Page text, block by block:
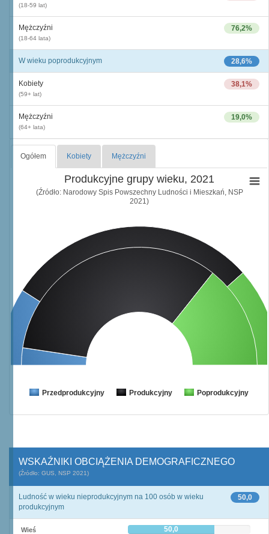
(18-59 lat)
76,2%
Mężczyźni
(18-64 lata)
28,6%
W wieku poprodukcyjnym
38,1%
Kobiety
(59+ lat)
19,0%
Mężczyźni
(64+ lata)
Ogółem Kobiety Mężczyźni
Produkcyjne grupy wieku, 2021
(Źródło: Narodowy Spis Powszechny Ludności i Mieszkań, NSP
2021)
Przedprodukcyjny Produkcyjny Poprodukcyjny
WSKAŹNIKI OBCIĄŻENIA DEMOGRAFICZNEGO
(Źródło: GUS, NSP 2021)
50,0
Ludność w wieku nieprodukcyjnym na 100 osób w wieku
produkcyjnym
Wieś 50,0